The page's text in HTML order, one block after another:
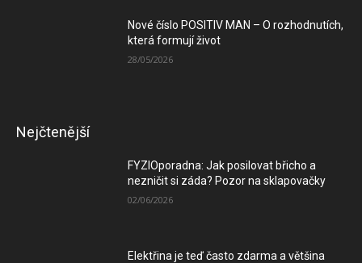
Nové číslo POSITIV MAN – O rozhodnutích,
která formují život
28/05/2026
Nejčtenější
FYZIOporadna: Jak posilovat břicho a
nezničit si záda? Pozor na sklapovačky
02/06/2026
Elektřina je teď často zdarma a většina